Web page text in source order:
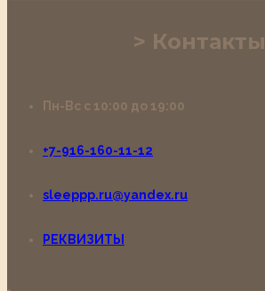
Контакты
Пн-Вс с 10:00 до 19:00
+7-916-160-11-12
sleeppp.ru@yandex.ru
РЕКВИЗИТЫ